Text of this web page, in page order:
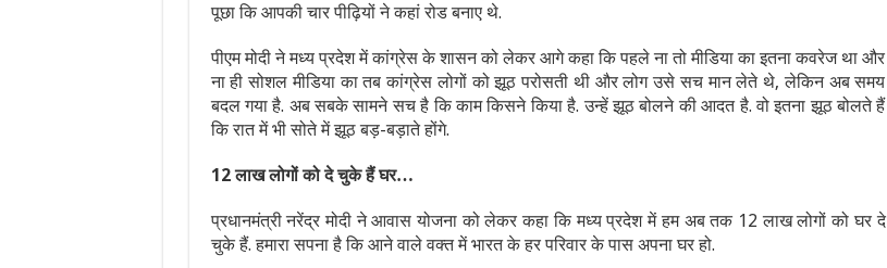
पूछा कि आपकी चार पीढ़ियों ने कहां रोड बनाए थे.
पीएम मोदी ने मध्य प्रदेश में कांग्रेस के शासन को लेकर आगे कहा कि पहले ना तो मीडिया का इतना कवरेज था और
ना ही सोशल मीडिया का तब कांग्रेस लोगों को झूठ परोसती थी और लोग उसे सच मान लेते थे, लेकिन अब समय
बदल गया है. अब सबके सामने सच है कि काम किसने किया है. उन्हें झूठ बोलने की आदत है. वो इतना झूठ बोलते हैं
कि रात में भी सोते में झूठ बड़-बड़ाते होंगे.
12 लाख लोगों को दे चुके हैं घर…
प्रधानमंत्री नरेंद्र मोदी ने आवास योजना को लेकर कहा कि मध्य प्रदेश में हम अब तक 12 लाख लोगों को घर दे
चुके हैं. हमारा सपना है कि आने वाले वक्त में भारत के हर परिवार के पास अपना घर हो.